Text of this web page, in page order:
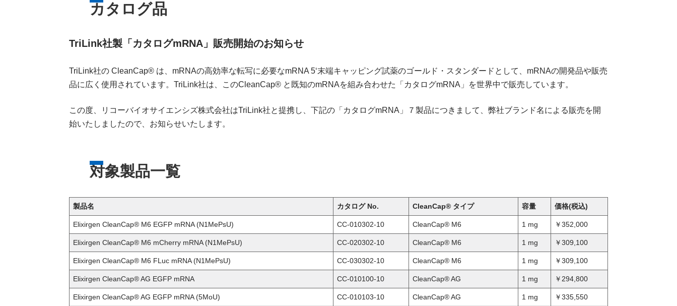
カタログ品
TriLink社製「カタログmRNA」販売開始のお知らせ
TriLink社の CleanCap® は、mRNAの高効率な転写に必要なmRNA 5‘末端キャッピング試薬のゴールド・スタンダードとして、mRNAの開発品や販売
品に広く使用されています。TriLink社は、このCleanCap® と既知のmRNAを組み合わせた「カタログmRNA」を世界中で販売しています。
この度、リコーバイオサイエンシズ株式会社はTriLink社と提携し、下記の「カタログmRNA」７製品につきまして、弊社ブランド名による販売を開
始いたしましたので、お知らせいたします。
対象製品一覧
製品名 カタログ No. CleanCap® タイプ 容量 価格(税込)
Elixirgen CleanCap® M6 EGFP mRNA (N1MePsU) CC-010302-10 CleanCap® M6 1 mg ￥352,000
Elixirgen CleanCap® M6 mCherry mRNA (N1MePsU) CC-020302-10 CleanCap® M6 1 mg ￥309,100
Elixirgen CleanCap® M6 FLuc mRNA (N1MePsU) CC-030302-10 CleanCap® M6 1 mg ￥309,100
Elixirgen CleanCap® AG EGFP mRNA CC-010100-10 CleanCap® AG 1 mg ￥294,800
Elixirgen CleanCap® AG EGFP mRNA (5MoU) CC-010103-10 CleanCap® AG 1 mg ￥335,550